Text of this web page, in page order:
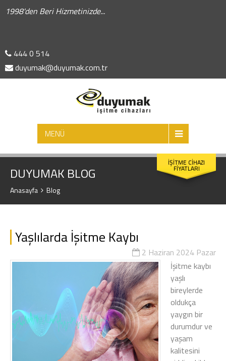
1998'den Beri Hizmetinizde...
444 0 514
duyumak@duyumak.com.tr
MENÜ
İŞİTME CİHAZI
FİYATLARI
DUYUMAK BLOG
Anasayfa Blog
Yaşlılarda İşitme Kaybı
2 Haziran 2024 Pazar
İşitme kaybı
yaşlı
bireylerde
oldukça
yaygın bir
durumdur ve
yaşam
kalitesini